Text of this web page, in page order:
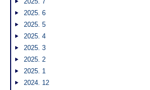
2025. 6
2025. 5
2025. 4
2025. 3
2025. 2
2025. 1
2024. 12